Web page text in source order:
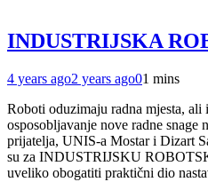
INDUSTRIJSKA
4 years ago2 years ago01 mins
Roboti oduzimaju radna mjesta,
osposobljavanje nove radne snage
prijatelja, UNIS-a Mostar i Dizart
su za INDUSTRIJSKU
uveliko obogatiti praktični dio